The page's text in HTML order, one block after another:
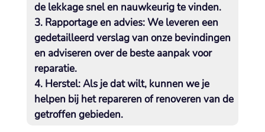
de lekkage snel en nauwkeurig te vinden.​
Rapportage en advies:We leveren een
gedetailleerd verslag van onze bevindingen
en adviseren over de beste aanpak voor
reparatie.​
Herstel:Als je dat wilt, kunnen we je
helpen bij het repareren of renoveren van de
getroffen gebieden.​